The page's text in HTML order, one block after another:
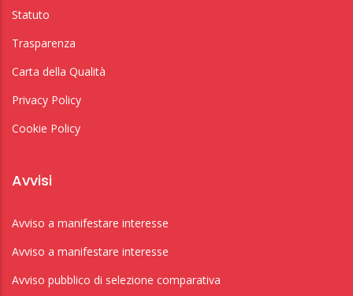
Statuto
Trasparenza
Carta della Qualità
Privacy Policy
Cookie Policy
Avvisi
Avviso a manifestare interesse
Avviso a manifestare interesse
Avviso pubblico di selezione comparativa